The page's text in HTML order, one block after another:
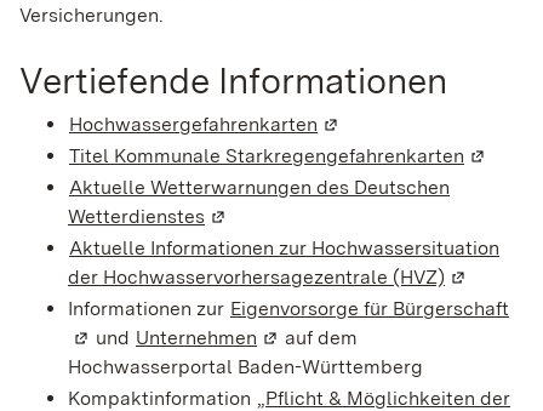
Versicherungen.
Vertiefende Informationen
Hochwassergefahrenkarten (Wird in einem neuen
Titel Kommunale Starkregengefahrenkarten (Wird
Aktuelle Wetterwarnungen des Deutschen
Wetterdienstes (Wird in einem neuen Fenster
Aktuelle Informationen zur Hochwassersituation
der Hochwasservorhersagezentrale (HVZ) (Wird in
Informationen zur Eigenvorsorge für Bürgerschaft
und Unternehmen (Wird in einem neuen Fenster
auf dem
Hochwasserportal Baden-Württemberg
Kompaktinformation
„Pflicht & Möglichkeiten der